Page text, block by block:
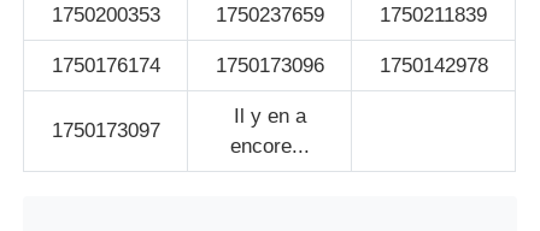
1750200353 1750237659 1750211839
1750176174 1750173096 1750142978
1750173097
Il y en a
encore...